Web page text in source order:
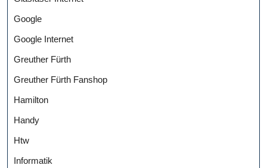
Google
Google Internet
Greuther Fürth
Greuther Fürth Fanshop
Hamilton
Handy
Htw
Informatik